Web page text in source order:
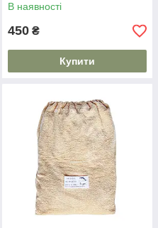
В наявності
450 ₴
Купити